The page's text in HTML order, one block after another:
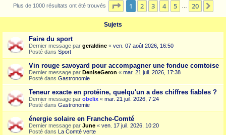
c
Plus de 1000 résultats ont été trouvés Page 1sur20
1 2 3 4 5 20
Sujets
Faire du sport
Dernier message par geraldine « ven. 07 août 2026, 16:50
Posté dans Sport
Vin rouge savoyard pour accompagner une fondue comtoise
Dernier message par DeniseGeron « mar. 21 juil. 2026, 17:38
Posté dans Gastronomie
Teneur exacte en protéine, quelqu'un a des chiffres fiables ?
Dernier message par obelix « mar. 21 juil. 2026, 7:24
Posté dans Gastronomie
énergie solaire en Franche-Comté
Dernier message par June « ven. 17 juil. 2026, 10:20
Posté dans La Comté verte